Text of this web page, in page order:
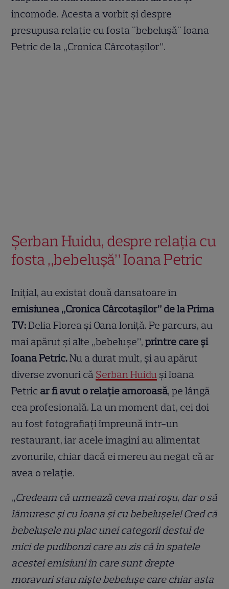
incomode. Acesta a vorbit și despre
presupusa relație cu fosta "bebeluşă" Ioana
Petric de la „Cronica Cârcotașilor”.
Șerban Huidu, despre relația cu
fosta „bebeluşă” Ioana Petric
Inițial, au existat două dansatoare în
emisiunea „Cronica Cârcotașilor” de la Prima
TV:Delia Florea și Oana Ioniță. Pe parcurs, au
mai apărut și alte „bebelușe”,printre care și
Ioana Petric.Nu a durat mult, și au apărut
diverse zvonuri că Șerban Huidu și Ioana
Petric ar fi avut o relație amoroasă, pe lângă
cea profesională. La un moment dat, cei doi
au fost fotografiați împreună într-un
restaurant, iar acele imagini au alimentat
zvonurile, chiar dacă ei mereu au negat că ar
avea o relație.
„Credeam că urmează ceva mai roșu, dar o să
lămuresc și cu Ioana și cu bebelușele! Cred că
bebelușele nu plac unei categorii destul de
mici de pudibonzi care au zis că în spatele
acestei emisiuni în care sunt drepte
moravuri stau niște bebelușe care chiar asta